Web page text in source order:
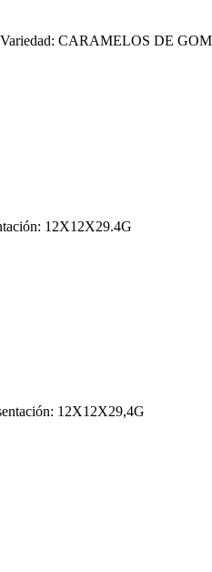
CARAMELOS DE
12X12X29.4G
12X12X29,4G